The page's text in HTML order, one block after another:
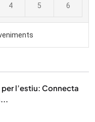
l’estiu: Connecta